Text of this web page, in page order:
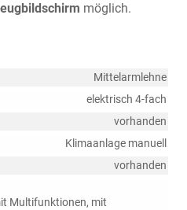
möglich.
Mittelarmlehne
elektrisch 4-fach
vorhanden
Klimaanlage manuell
vorhanden
Multifunktionen, mit